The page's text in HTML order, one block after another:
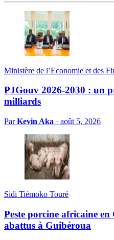
Ministère de l’Economie et des
PJGouv 2026-2030 : un
milliards
ParKevin Aka · août 5, 2026
Sidi Tiémoko Touré
Peste porcine africaine
abattus à Guibéroua